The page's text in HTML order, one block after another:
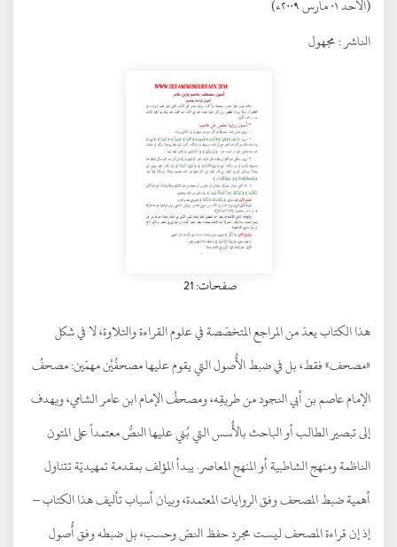
(الأحد ٠١ مارس ٢٠٠٩ء)
الناشر :مجهول
صفحات: 21
هذا الكتاب يعدّ من المراجع المتخصّصة في علوم القراءة والتلاوة، لا في شكل
«مصحف» فقط، بل في ضبط الأُصول التي يقوم عليها مصحفُيْن مهمّين: مصحفُ
الإمام عاصم بن أبي النجود من طريقِه، ومصحفُ الإمام ابن عامر الشامي، ويهدف
إلى تبصير الطالب أو الباحث بالأُسس التي بُني عليها النصُّ معتمداً على المتون
الناظمة ومنهج الشاطبية أو المنهج المعاصر. يبدأ المؤلف بمقدمة تمهيديّة تتناول
أهمية ضبط المصحف وفق الروايات المعتمدة، وبيان أسباب تأليف هذا الكتاب –
إذ إن قراءة المصحف ليست مجرد حفظ النصّ وحسب، بل ضبطه وفق أُصول